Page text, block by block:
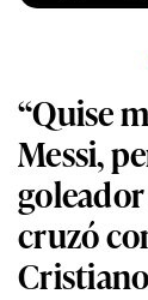
“Quise
Messi,
cruzó